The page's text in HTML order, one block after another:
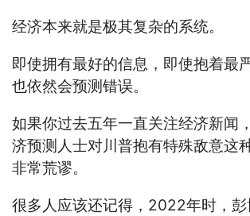
经济本来就是极其复杂的系统。
即使拥有最好的信息，即使抱着最
也依然会预测错误。
如果你过去五年一直关注经济新闻
济预测人士对川普抱有特殊敌意这
非常荒谬。
很多人应该还记得，2022年时，